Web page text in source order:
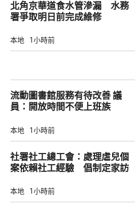
北角京華道食水管滲漏 水務
署爭取明日前完成維修
本地 1小時前
流動圖書館服務有待改善 議
員：開放時間不便上班族
本地 1小時前
社署社工總工會：處理虐兒個
案依賴社工經驗 倡制定家訪
本地 1小時前